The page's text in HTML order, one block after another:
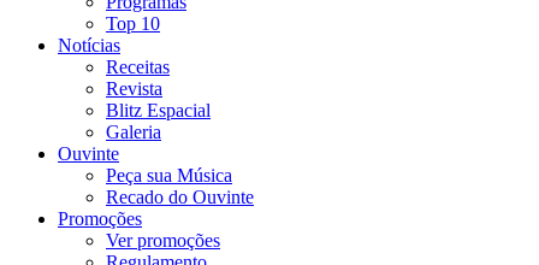
Top 10
Notícias
Receitas
Revista
Blitz Espacial
Galeria
Ouvinte
Peça sua Música
Recado do Ouvinte
Promoções
Ver promoções